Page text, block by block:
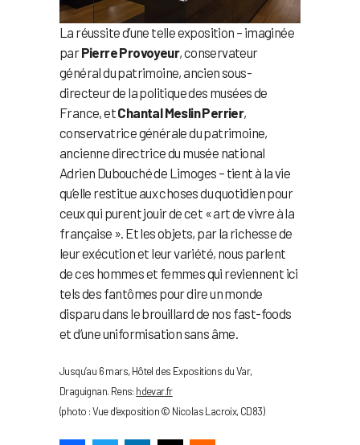
La réussite d’une telle exposition – imaginée
parPierre Provoyeur, conservateur
général du patrimoine, ancien sous-
directeur de la politique des musées de
France, etChantal Meslin Perrier,
conservatrice générale du patrimoine,
ancienne directrice du musée national
Adrien Dubouché de Limoges – tient à la vie
qu’elle restitue aux choses du quotidien pour
ceux qui purent jouir de cet « art de vivre à la
française ». Et les objets, par la richesse de
leur exécution et leur variété, nous parlent
de ces hommes et femmes qui reviennent ici
tels des fantômes pour dire un monde
disparu dans le brouillard de nos fast-foods
et d’une uniformisation sans âme.
Jusqu’au 6 mars, Hôtel des Expositions du Var,
Draguignan. Rens: hdevar.fr
(photo : Vue d’exposition © Nicolas Lacroix, CD83)